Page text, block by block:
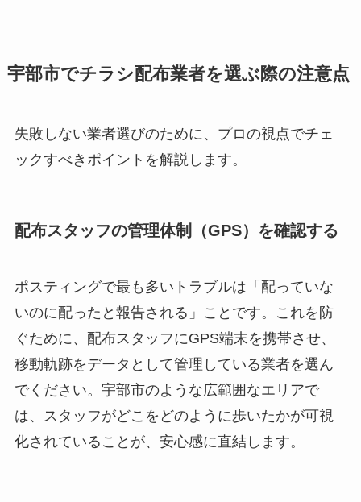
宇部市でチラシ配布業者を選ぶ際の注意点
失敗しない業者選びのために、プロの視点でチェ
ックすべきポイントを解説します。
配布スタッフの管理体制（GPS）を確認する
ポスティングで最も多いトラブルは「配っていな
いのに配ったと報告される」ことです。これを防
ぐために、配布スタッフにGPS端末を携帯させ、
移動軌跡をデータとして管理している業者を選ん
でください。宇部市のような広範囲なエリアで
は、スタッフがどこをどのように歩いたかが可視
化されていることが、安心感に直結します。